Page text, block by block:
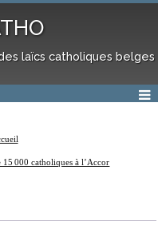
laïcs catholiques belges
15 000 catholiques à l’Accor